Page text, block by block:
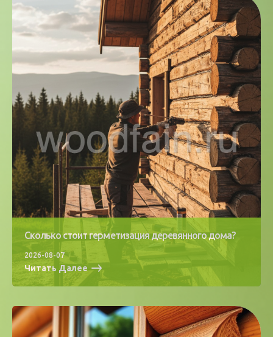
Сколько стоит герметизация деревянного дома?
Читать Далее
2026-08-07